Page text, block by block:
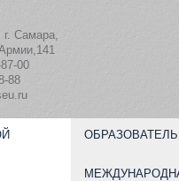
г. Самара,
00
88